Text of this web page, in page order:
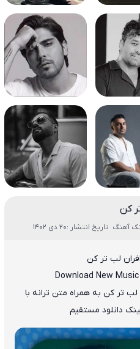
کن
آهنگ تاریخ انتشار :20 دی 1402
لب تر کن
Download New Music
لب تر کن به همراه متن ترانه با
دانلود مستقیم